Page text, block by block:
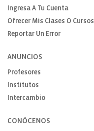
Ingresa A Tu Cuenta
Ofrecer Mis Clases O Cursos
Reportar Un Error
ANUNCIOS
Profesores
Institutos
Intercambio
CONÓCENOS